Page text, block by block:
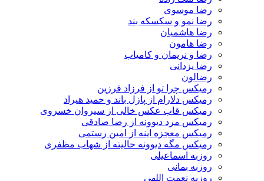
رضا موسوی
رضا نمو و سکسکه بند
رضا هاشمیان
رضا هامون
رضا و نریمان و کامیاب
رضا یزدانی
رضالون
رمیکس چرا تو از فرزاد فرزین
رمیکس دلارام از پازل باند و حمید هیراد
رمیکس قاب عکس خالی از سیروان خسروی
رمیکس مرد دیوونه از رضا صادقی
رمیکس معجزه اینه از امین رستمی
رمیکس مگه دیوونه حالیته از شهاب مظفری
روزبه اسماعیلی
روزبه بمانی
روزبه نعمت اللهی